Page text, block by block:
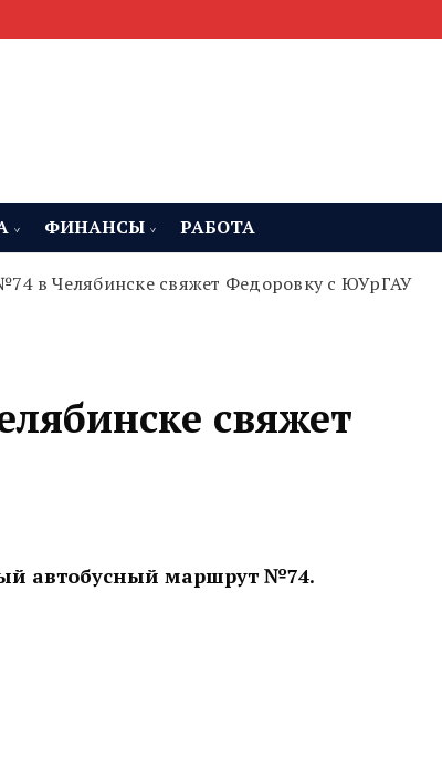
ФИНАНСЫ РАБОТА
в Челябинске свяжет Федоровку с ЮУрГАУ
свяжет
автобусный маршрут №74.